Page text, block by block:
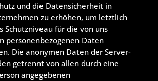
und die Datensicherheit in
zu erhöhen, um letztlich
Schutzniveau für die von uns
personenbezogenen Daten
Die anonymen Daten der Server-
getrennt von allen durch eine
angegebenen